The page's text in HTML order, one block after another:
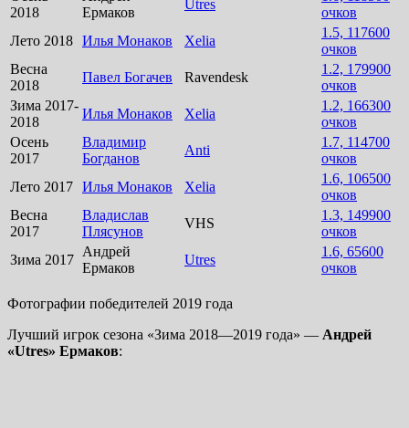
2018
Ермаков
Utres
очков
Лето 2018 Илья Монаков Xelia
1.5, 117600
очков
Весна
2018
Павел Богачев Ravendesk
1.2, 179900
очков
Зима 2017-
2018
Илья Монаков Xelia
1.2, 166300
очков
Осень
2017
Владимир
Богданов
Anti
1.7, 114700
очков
Лето 2017 Илья Монаков Xelia
1.6, 106500
очков
Весна
2017
Владислав
Плясунов
VHS
1.3, 149900
очков
Зима 2017
Андрей
Ермаков
Utres
1.6, 65600
очков
Фотографии победителей 2019 года
Лучший игрок сезона «Зима 2018—2019 года» — Андрей
«Utres» Ермаков: